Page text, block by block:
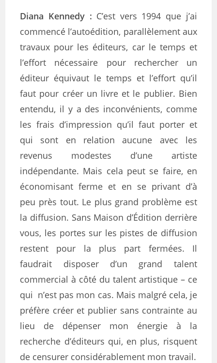
Diana Kennedy: C’est vers 1994 que j’ai
commencé l’autoédition, parallèlement aux
travaux pour les éditeurs, car le temps et
l’effort nécessaire pour rechercher un
éditeur équivaut le temps et l’effort qu’il
faut pour créer un livre et le publier. Bien
entendu, il y a des inconvénients, comme
les frais d’impression qu’il faut porter et
qui sont en relation aucune avec les
revenus modestes d’une artiste
indépendante. Mais cela peut se faire, en
économisant ferme et en se privant d’à
peu près tout. Le plus grand problème est
la diffusion. Sans Maison d’Édition derrière
vous, les portes sur les pistes de diffusion
restent pour la plus part fermées. Il
faudrait disposer d’un grand talent
commercial à côté du talent artistique – ce
qui n’est pas mon cas. Mais malgré cela, je
préfère créer et publier sans contrainte au
lieu de dépenser mon énergie à la
recherche d’éditeurs qui, en plus, risquent
de censurer considérablement mon travail.